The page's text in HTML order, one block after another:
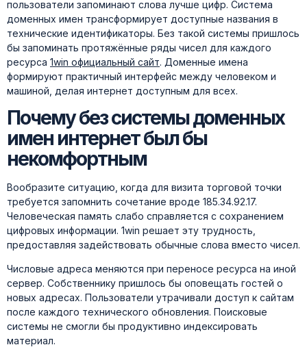
пользователи запоминают слова лучше цифр. Система
доменных имен трансформирует доступные названия в
технические идентификаторы. Без такой системы пришлось
бы запоминать протяжённые ряды чисел для каждого
ресурса 1win официальный сайт. Доменные имена
формируют практичный интерфейс между человеком и
машиной, делая интернет доступным для всех.
Почему без системы доменных
имен интернет был бы
некомфортным
Вообразите ситуацию, когда для визита торговой точки
требуется запомнить сочетание вроде 185.34.92.17.
Человеческая память слабо справляется с сохранением
цифровых информации. 1win решает эту трудность,
предоставляя задействовать обычные слова вместо чисел.
Числовые адреса меняются при переносе ресурса на иной
сервер. Собственнику пришлось бы оповещать гостей о
новых адресах. Пользователи утрачивали доступ к сайтам
после каждого технического обновления. Поисковые
системы не смогли бы продуктивно индексировать
материал.